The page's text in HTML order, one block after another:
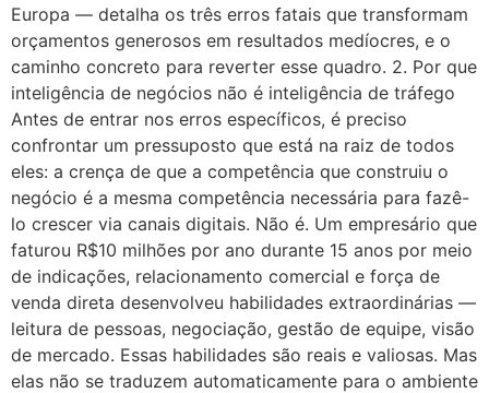
Europa — detalha os três erros fatais que transformam
orçamentos generosos em resultados medíocres, e o
caminho concreto para reverter esse quadro. 2. Por que
inteligência de negócios não é inteligência de tráfego
Antes de entrar nos erros específicos, é preciso
confrontar um pressuposto que está na raiz de todos
eles: a crença de que a competência que construiu o
negócio é a mesma competência necessária para fazê-
lo crescer via canais digitais. Não é. Um empresário que
faturou R$10 milhões por ano durante 15 anos por meio
de indicações, relacionamento comercial e força de
venda direta desenvolveu habilidades extraordinárias —
leitura de pessoas, negociação, gestão de equipe, visão
de mercado. Essas habilidades são reais e valiosas. Mas
elas não se traduzem automaticamente para o ambiente